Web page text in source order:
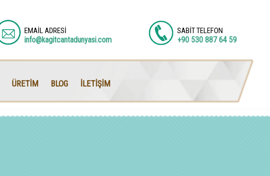
EMAİL ADRESİ
info@kagitcantadunyasi.com
SABİT TELEFON
+90 530 887 64 59
ÜRETİM BLOG İLETİŞİM